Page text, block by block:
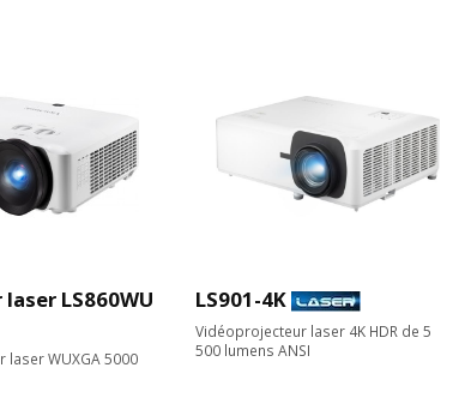
LS860WU
laser WUXGA 5000
LS901-4K
Vidéoprojecteur laser 4K HDR de 5
500 lumens ANSI